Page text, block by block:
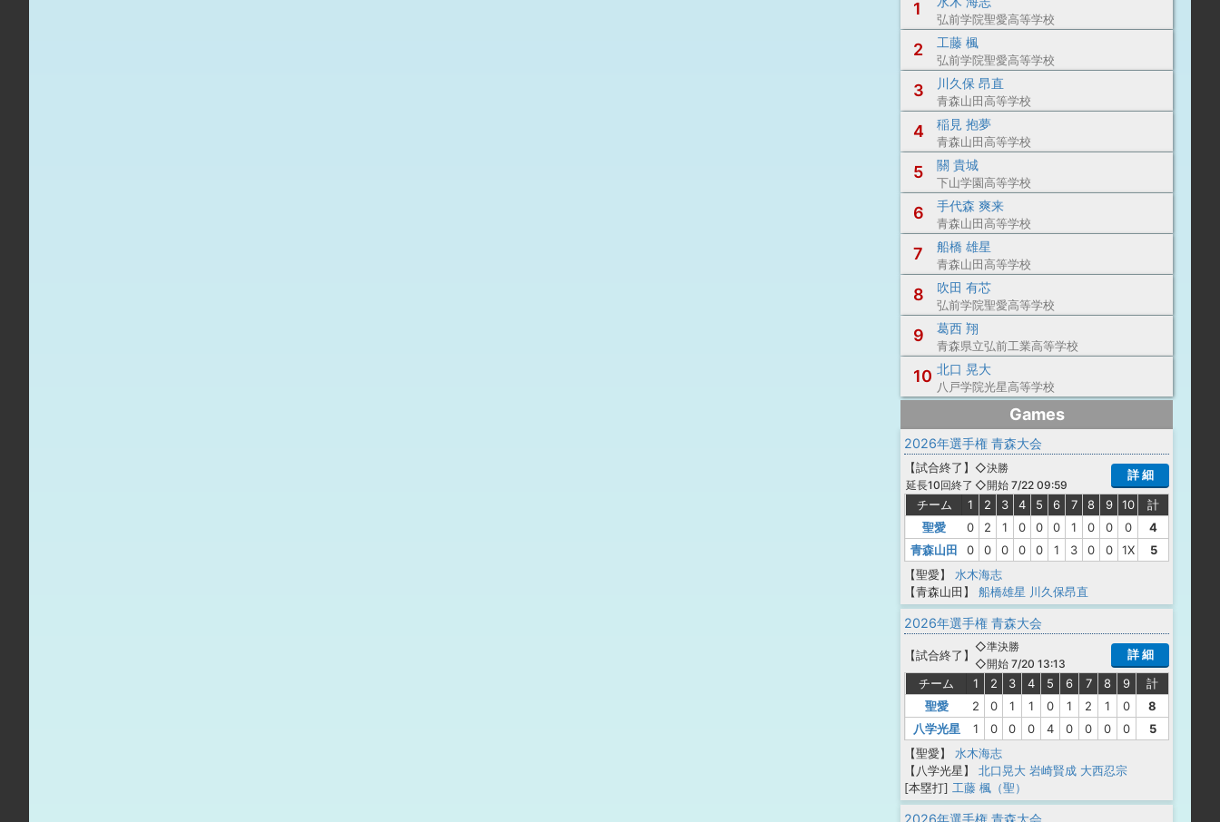
1
弘前学院聖愛高等学校
2 工藤 楓
弘前学院聖愛高等学校
3 川久保 昂直
青森山田高等学校
4 稲見 抱夢
青森山田高等学校
5 關 貴城
下山学園高等学校
6 手代森 爽来
青森山田高等学校
7 船橋 雄星
青森山田高等学校
8 吹田 有芯
弘前学院聖愛高等学校
9 葛西 翔
青森県立弘前工業高等学校
10 北口 晃大
八戸学院光星高等学校
Games
2026年選手権 青森大会
【試合終了 】
延長10回終了
◇決勝
◇開始 7/22 09:59
詳 細
チーム 1 2 3 4 5 6 7 8 9 10
計
聖愛
0 2 1 0 0 0 1 0 0 0
4
青森山田
0 0 0 0 0 1 3 0 0 1X
5
【聖愛】
水木海志
【青森山田】
船橋雄星 川久保昂直
2026年選手権 青森大会
【試合終了 】
◇準決勝
◇開始 7/20 13:13
詳 細
チーム 1 2 3 4 5 6 7 8 9
計
聖愛
2 0 1 1 0 1 2 1 0
8
八学光星
1 0 0 0 4 0 0 0 0
5
【聖愛】
水木海志
【八学光星】
北口晃大 岩崎賢成 大西忍宗
[本塁打] 工藤 楓（聖）
2026年選手権 青森大会